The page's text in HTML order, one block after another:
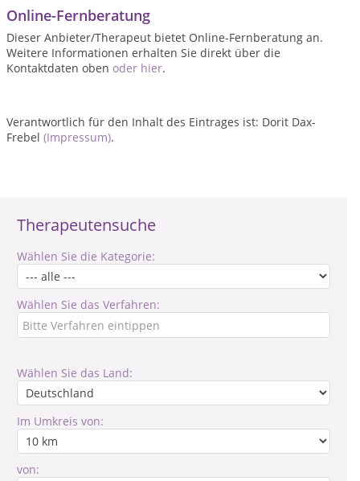
Therapeutensuche
Wählen Sie die Kategorie:
Wählen Sie das Verfahren:
Wählen Sie das Land:
Im Umkreis von:
von:
Online-Fernberatung
Dieser Anbieter/Therapeut bietet Online-Fernberatung an.
Weitere Informationen erhalten Sie direkt über die
Kontaktdaten oben oder hier.
Verantwortlich für den Inhalt des Eintrages ist: Dorit Dax-
Frebel (Impressum).